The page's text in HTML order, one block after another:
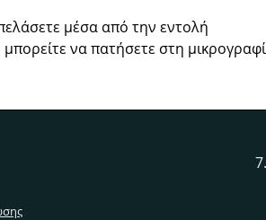
μέσα από την εντολή
να πατήσετε στη